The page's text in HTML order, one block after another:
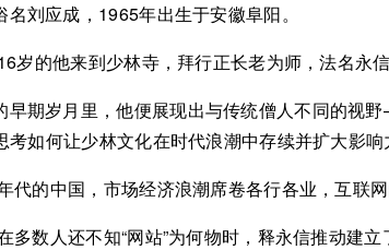
名刘应成，1965年出生于安徽阜阳。
岁的他来到少林寺，拜行正长老为师，法名永信
早期岁月里，他便展现出与传统僧人不同的视
考如何让少林文化在时代浪潮中存续并扩大影响
代的中国，市场经济浪潮席卷各行各业，互联网
多数人还不知“网站”为何物时，释永信推动建